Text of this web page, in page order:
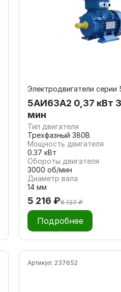
Электродвигатели серии
5АИ63А2 0,37 кВт
мин
Тип двигателя
Трехфазный 380В
Мощность двигателя
0.37 кВт
Обороты двигателя
3000 об/мин
Диаметр вала
14 мм
5 216 ₽6 137 ₽
Подробнее
Артикул: 237652